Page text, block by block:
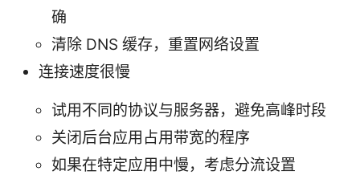
确
清除 DNS 缓存，重置网络设置
连接速度很慢
试用不同的协议与服务器，避免高峰时段
关闭后台应用占用带宽的程序
如果在特定应用中慢，考虑分流设置